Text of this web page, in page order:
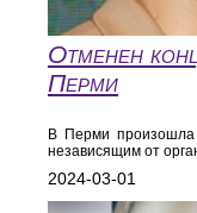
Отменен
Перми
В Перми
независящим от
2024-03-01